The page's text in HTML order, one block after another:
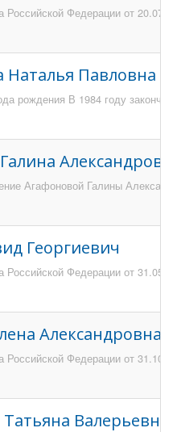
Российской Федерации от
Наталья Павловна
рождения В 1984 году
Агафоновой Галины
Георгиевич
Российской Федерации от
Александровна
Российской Федерации от
Валерьевна